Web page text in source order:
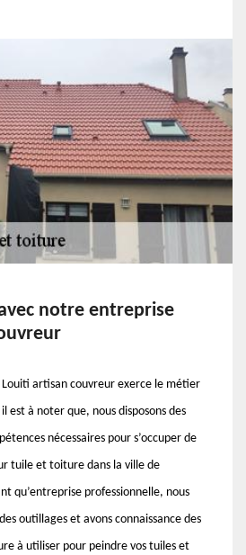
notre entreprise
artisan couvreur exerce le métier
est à noter que, nous disposons des
nécessaires pour s’occuper de
tuile et toiture dans la ville de
qu’entreprise professionnelle, nous
outillages et avons connaissance des
à utiliser pour peindre vos tuiles et